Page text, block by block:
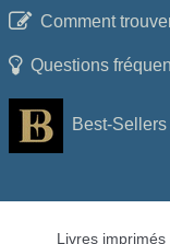
Comment
Questions
Best-Sellers
Livres